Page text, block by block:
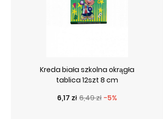
Kreda biała szkolna okrągła
tablica 12szt 8 cm
Cena podstawowa
6,49 zł -5%
Cena
6,17 zł